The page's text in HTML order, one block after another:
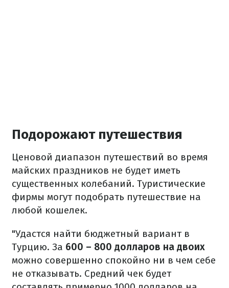
Подорожают путешествия
Ценовой диапазон путешествий во время
майских праздников не будет иметь
существенных колебаний. Туристические
фирмы могут подобрать путешествие на
любой кошелек.
"Удастся найти бюджетный вариант в
Турцию. За 600 – 800 долларов на двоих
можно совершенно спокойно ни в чем себе
не отказывать. Средний чек будет